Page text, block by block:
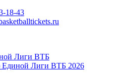
18-43
Лиги ВТБ
Лиги ВТБ 2026